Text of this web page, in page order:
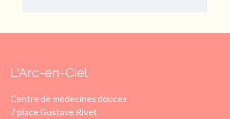
L'Arc-en-Ciel
Centre de médecines douces
7 place Gustave Rivet